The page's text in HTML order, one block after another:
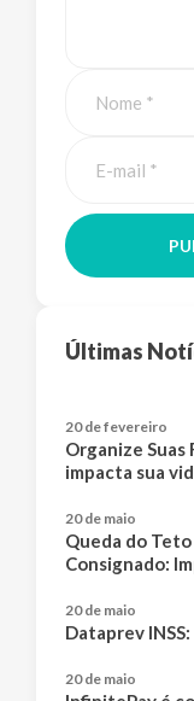
Últimas
20 de fevereiro
Organize Suas
impacta sua
20 de maio
Queda do
Consignado:
20 de maio
Dataprev
20 de maio